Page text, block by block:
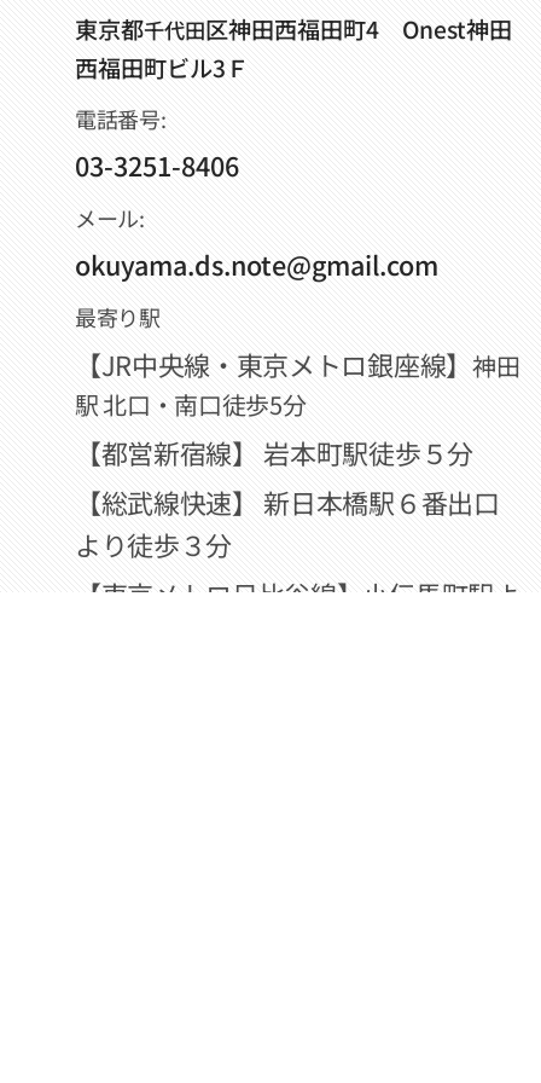
東京都千代田区神田西福田町4 Onest神田
西福田町ビル3Ｆ
電話番号:
03-3251-8406
メール:
okuyama.ds.note@gmail.com
最寄り駅
【JR中央線・東京メトロ銀座線】 神田
駅 北口・南口徒歩5分
【都営新宿線】 岩本町駅徒歩５分
【総武線快速】 新日本橋駅６番出口
より徒歩３分
【東京メトロ日比谷線】小伝馬町駅よ